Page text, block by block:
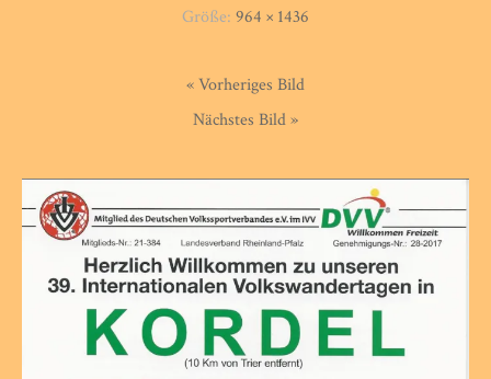
Größe: 964 × 1436
« Vorheriges Bild
Nächstes Bild »